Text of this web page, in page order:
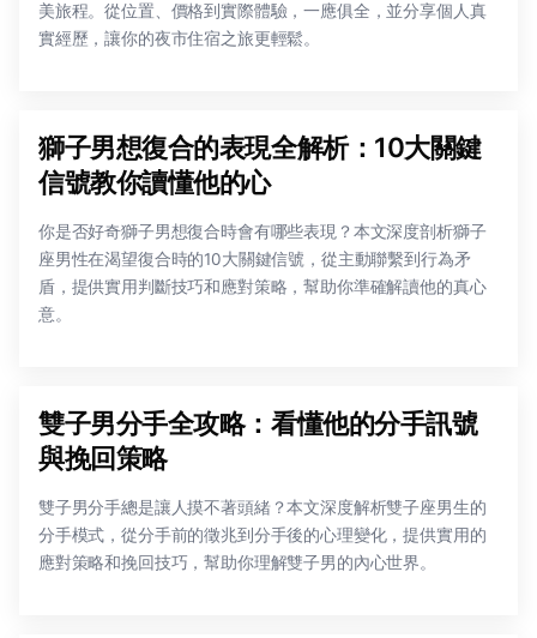
美旅程。從位置、價格到實際體驗，一應俱全，並分享個人真
實經歷，讓你的夜市住宿之旅更輕鬆。
獅子男想復合的表現全解析：10大關鍵
信號教你讀懂他的心
你是否好奇獅子男想復合時會有哪些表現？本文深度剖析獅子
座男性在渴望復合時的10大關鍵信號，從主動聯繫到行為矛
盾，提供實用判斷技巧和應對策略，幫助你準確解讀他的真心
意。
雙子男分手全攻略：看懂他的分手訊號
與挽回策略
雙子男分手總是讓人摸不著頭緒？本文深度解析雙子座男生的
分手模式，從分手前的徵兆到分手後的心理變化，提供實用的
應對策略和挽回技巧，幫助你理解雙子男的內心世界。